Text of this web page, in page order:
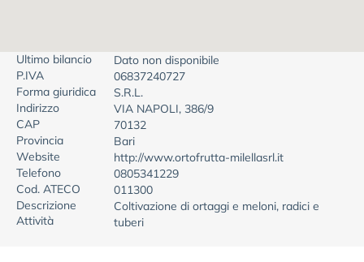
Ultimo bilancio
Dato non disponibile
P.IVA
06837240727
Forma giuridica
S.R.L.
Indirizzo
VIA NAPOLI, 386/9
CAP
70132
Provincia
Bari
Website
http://www.ortofrutta-milellasrl.it
Telefono
0805341229
Cod. ATECO
011300
Descrizione
Attività
Coltivazione di ortaggi e meloni, radici e
tuberi